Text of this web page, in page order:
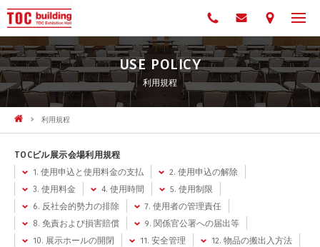
03-3494-2177お問合せフォーム
アクセ
USE POLICY
利用規程
HOME 利用規程
TOCビル展示会場利用規程
1. 使用申込と使用料金の支払
2. 使用申込の解除
3. 使用料金
4. 使用時間
5. 使用制限
6. 反社会的勢力の排除
7. 使用者の管理責任
8. 免責および損害賠償
9. 関係官公署への届出等
10. 展示ホールの開閉
11. 安全管理
12. 物品の搬出入方法